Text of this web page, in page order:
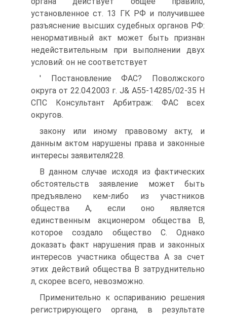
установленное ст. 13 ГК РФ и получившее
разъяснение высших судебных органов РФ:
ненормативный акт может быть признан
недействительным при выполнении двух
условий: он не соответствует
' Постановление ФАС? Поволжского
округа от 22.04.2003 г. J& А55-14285/02-35 Н
СПС Консультант Арбитраж: ФАС всех
округов.
закону или иному правовому акту, и
данным актом нарушены права и законные
интересы заявителя228.
В данном случае исходя из фактических
обстоятельств заявление может быть
предъявлено кем-либо из участников
общества А, если оно является
единственным акционером общества В,
которое создало общество С. Однако
доказать факт нарушения прав и законных
интересов участника общества А за счет
этих действий общества В затруднительно
л, скорее всего, невозможно.
Применительно к оспариванию решения
регистрирующего органа, в результате